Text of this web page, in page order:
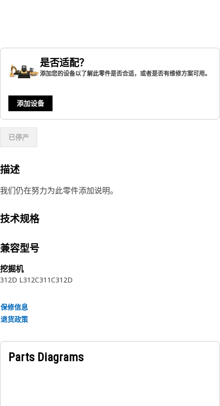
是否适配？
添加您的设备以了解此零件是否合适，或者是否有维修方案可用。
添加设备
已停产
描述
我们仍在努力为此零件添加说明。
技术规格
兼容型号
挖掘机
312D L312C311C312D
保修信息
退货政策
Parts Diagrams